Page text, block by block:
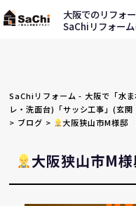
大阪でのリフォ
SaChiリフォー
SaChiリフォーム - 大阪で「水
レ・洗面台)「サッシ工事」(玄
> ブログ > 大阪狭山市M様邸
大阪狭山市M